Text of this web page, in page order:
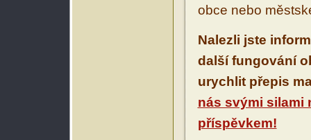
obce nebo
Nalezli jste
další fungování
urychlit přepis
nás svými silami
příspěvkem!